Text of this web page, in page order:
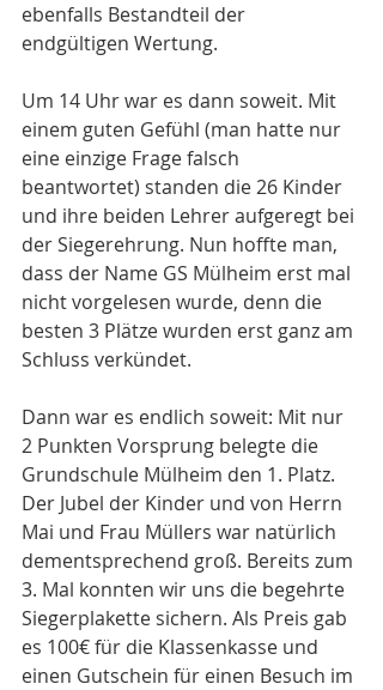
ebenfalls Bestandteil der
endgültigen Wertung.
Um 14 Uhr war es dann soweit. Mit
einem guten Gefühl (man hatte nur
eine einzige Frage falsch
beantwortet) standen die 26 Kinder
und ihre beiden Lehrer aufgeregt bei
der Siegerehrung. Nun hoffte man,
dass der Name GS Mülheim erst mal
nicht vorgelesen wurde, denn die
besten 3 Plätze wurden erst ganz am
Schluss verkündet.
Dann war es endlich soweit: Mit nur
2 Punkten Vorsprung belegte die
Grundschule Mülheim den 1. Platz.
Der Jubel der Kinder und von Herrn
Mai und Frau Müllers war natürlich
dementsprechend groß. Bereits zum
3. Mal konnten wir uns die begehrte
Siegerplakette sichern. Als Preis gab
es 100€ für die Klassenkasse und
einen Gutschein für einen Besuch im